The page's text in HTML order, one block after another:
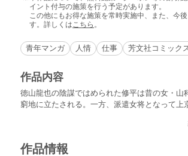
イント付与の施策を行う予定があります。
この他にもお得な施策を常時実施中、また、今
す。詳しくはこちら 。
青年マンガ 人情 仕事 芳文社コミック
作品内容
徳山龍也の陰謀ではめられた修平は昔の女・山
窮地に立たされる。一方、派遣女将となって上
作品情報